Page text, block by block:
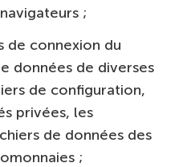
;
de connexion du
données de diverses
de configuration,
privées, les
de données des
;